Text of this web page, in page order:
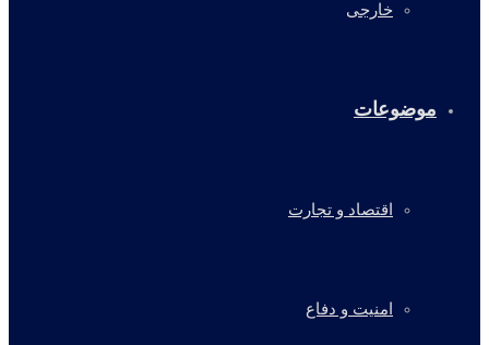
خارجی
موضوعات
اقتصاد و تجارت
امنیت و دفاع